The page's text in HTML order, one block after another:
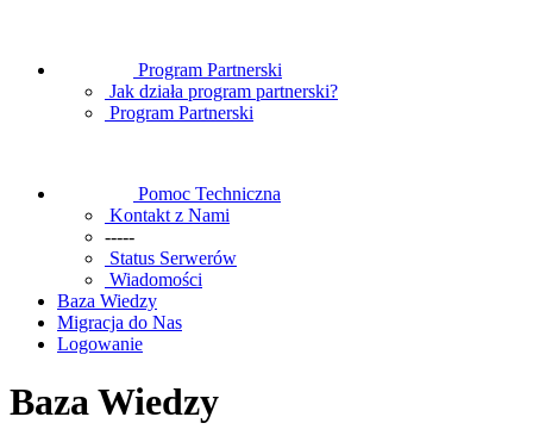
Program Partnerski
Jak działa program partnerski?
Program Partnerski
Pomoc Techniczna
Kontakt z Nami
-----
Status Serwerów
Wiadomości
Baza Wiedzy
Migracja do Nas
Logowanie
Baza Wiedzy